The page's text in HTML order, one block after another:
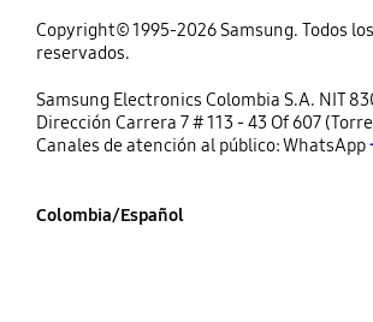
Copyright© 1995-2026 Samsung. Todos
reservados.
Samsung Electronics Colombia S.A. NIT
Dirección Carrera 7 # 113 - 43 Of 607
Canales de atención al público: WhatsApp
Colombia/Español